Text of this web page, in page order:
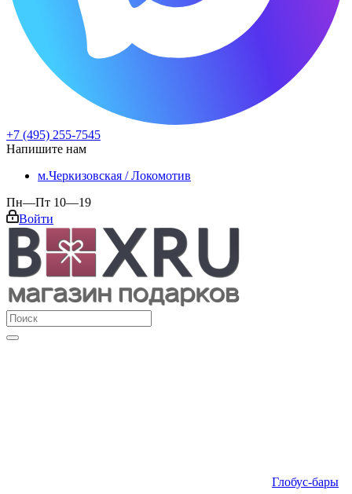
+7 (495) 255-7545
Напишите нам
м.Черкизовская / Локомотив
Пн—Пт 10—19
Войти
Глобус-бары